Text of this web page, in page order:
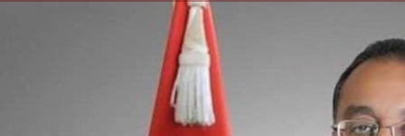
الكاتبة إلهام شرشر تهنئ الرئيس
السيسي بعيد ميلاده وتُشيد بجهوده
النووية»... من الحلم إلى التنفيذ